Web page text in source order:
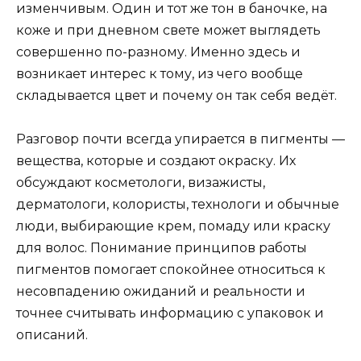
изменчивым. Один и тот же тон в баночке, на
коже и при дневном свете может выглядеть
совершенно по-разному. Именно здесь и
возникает интерес к тому, из чего вообще
складывается цвет и почему он так себя ведёт.
Разговор почти всегда упирается в пигменты —
вещества, которые и создают окраску. Их
обсуждают косметологи, визажисты,
дерматологи, колористы, технологи и обычные
люди, выбирающие крем, помаду или краску
для волос. Понимание принципов работы
пигментов помогает спокойнее относиться к
несовпадению ожиданий и реальности и
точнее считывать информацию с упаковок и
описаний.